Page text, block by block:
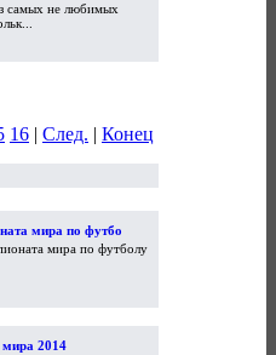
самых не любимых
16 | След. | Конец
мира по футболу
мира по футболу
2014